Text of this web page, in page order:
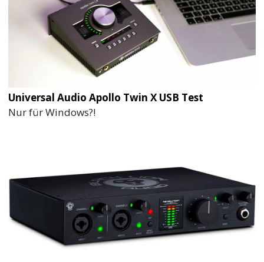
Universal Audio Apollo Twin X USB Test
Nur für Windows?!